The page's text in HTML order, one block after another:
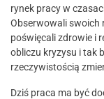
rynek pracy w
Obserwowali swoich
poświęcali zdrowie i
obliczu kryzysu i tak
rzeczywistością
Dziś praca ma być